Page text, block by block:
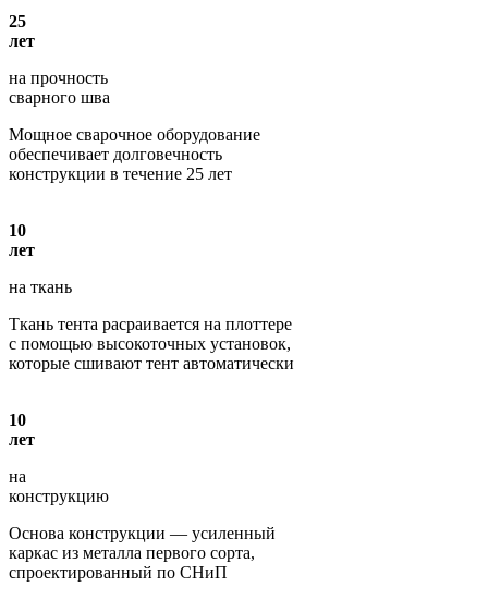
25
лет
на прочность
сварного шва
Мощное сварочное оборудование
обеспечивает долговечность
конструкции в течение 25 лет
10
лет
на ткань
Ткань тента расраивается на плоттере
с помощью высокоточных установок,
которые сшивают тент автоматически
10
лет
на
конструкцию
Основа конструкции — усиленный
каркас из металла первого сорта,
спроектированный по СНиП